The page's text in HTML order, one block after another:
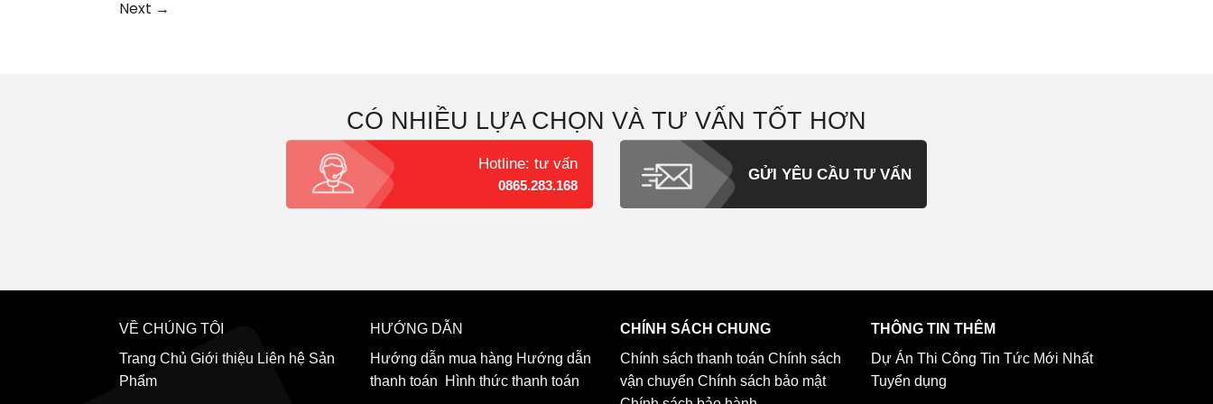
Next →
CÓ NHIỀU LỰA CHỌN VÀ TƯ VẤN TỐT HƠN
Hotline: tư vấn
0865.283.168
GỬI YÊU CẦU TƯ VẤN
VỀ CHÚNG TÔI
Trang Chủ Giới thiệu Liên hệ Sản
Phẩm
HƯỚNG DẪN
Hướng dẫn mua hàng Hướng dẫn
thanh toán
Hình thức thanh toán
CHÍNH SÁCH CHUNG
Chính sách thanh toán Chính sách
vận chuyển Chính sách bảo mật
THÔNG TIN THÊM
Dự Án Thi Công Tin Tức Mới Nhất
Tuyển dụng